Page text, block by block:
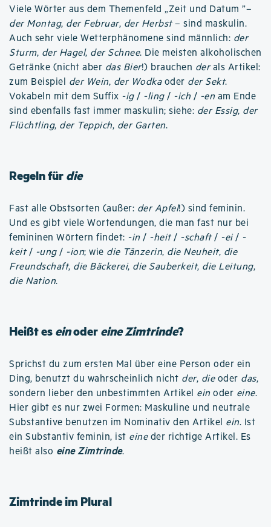
Viele Wörter aus dem Themenfeld „Zeit und Datum ”–
der Montag, der Februar, der Herbst– sind maskulin.
Auch sehr viele Wetterphänomene sind männlich: der
Sturm, der Hagel, der Schnee. Die meisten alkoholischen
Getränke (nicht aber das Bier!) brauchen derals Artikel:
zum Beispiel der Wein, der Wodkaoder der Sekt.
Vokabeln mit dem Suffix -ig/ -ling/ -ich / -en am Ende
sind ebenfalls fast immer maskulin; siehe: der Essig, der
Flüchtling, der Teppich, der Garten.
Regeln fürdie
Fast alle Obstsorten (außer: der Apfel!) sind feminin.
Und es gibt viele Wortendungen, die man fast nur bei
femininen Wörtern findet: -in / -heit/ -schaft/ -ei/ -
keit/ -ung/ -ion; wie die Tänzerin, die Neuheit, die
Freundschaft, die Bäckerei, die Sauberkeit, die Leitung,
die Nation.
Heißt eseinodereine Zimtrinde?
Sprichst du zum ersten Mal über eine Person oder ein
Ding, benutzt du wahrscheinlich nicht der, dieoder das,
sondern lieber den unbestimmten Artikel ein oder eine.
Hier gibt es nur zwei Formen: Maskuline und neutrale
Substantive benutzen im Nominativ den Artikel ein. Ist
ein Substantiv feminin, ist eineder richtige Artikel. Es
heißt also eine Zimtrinde.
Zimtrinde im Plural